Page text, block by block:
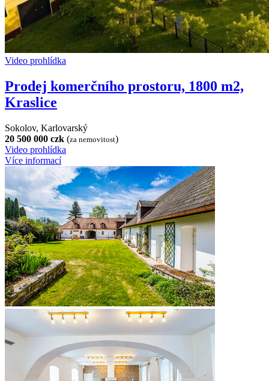
Video prohlídka
Prodej komerčního prostoru, 1800 m2,
Kraslice
Sokolov, Karlovarský
20 500 000 czk (za nemovitost)
Video prohlídka
Více informací